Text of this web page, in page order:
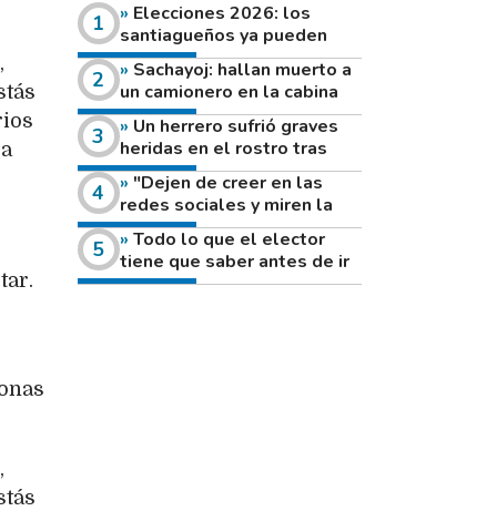
Elecciones 2026: los
santiagueños ya pueden
consultar dónde votan este
domingo
Sachayoj: hallan muerto a
un camionero en la cabina
de su vehículo a la vera de
un camino rural
Un herrero sufrió graves
heridas en el rostro tras
reventar el disco de una
amoladora
"Dejen de creer en las
redes sociales y miren la
heladera de sus casas": el
fuerte mensaje de una joven
que votó por primera vez
Todo lo que el elector
tiene que saber antes de ir
a votar este domingo